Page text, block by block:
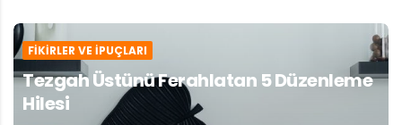
FIKIRLER VE İPUÇLARI
Tezgah Üstünü Ferahlatan 5 Düzenleme
Hilesi